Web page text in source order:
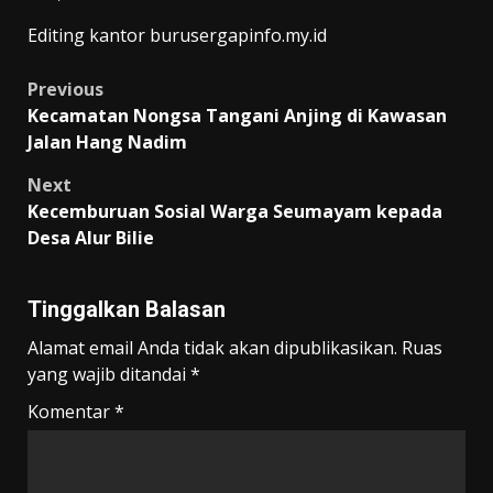
Editing kantor burusergapinfo.my.id
Post
navigation
Previous
Kecamatan Nongsa Tangani Anjing di Kawasan
Jalan Hang Nadim
Next
Kecemburuan Sosial Warga Seumayam kepada
Desa Alur Bilie
Tinggalkan Balasan
Alamat email Anda tidak akan dipublikasikan. Ruas
yang wajib ditandai *
Komentar*